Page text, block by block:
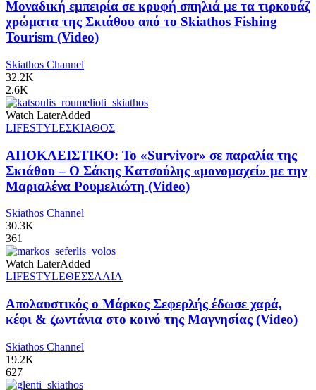
Μοναδική εμπειρία σε κρυφή σπηλιά με τα τιρκουάζ
χρώματα της Σκιάθου από το Skiathos Fishing
Tourism (Video)
Skiathos Channel
32.2K
2.6K
Watch LaterAdded
LIFESTYLEΣΚΙΑΘΟΣ
ΑΠΟΚΛΕΙΣΤΙΚΟ: Το «Survivor» σε παραλία της
Σκιάθου – Ο Σάκης Κατσούλης «μονομαχεί» με την
Μαριαλένα Ρουμελιώτη (Video)
Skiathos Channel
30.3K
361
Watch LaterAdded
LIFESTYLEΘΕΣΣΑΛΙΑ
Απολαυστικός ο Μάρκος Σεφερλής έδωσε χαρά,
κέφι & ζωντάνια στο κοινό της Μαγνησίας (Video)
Skiathos Channel
19.2K
627